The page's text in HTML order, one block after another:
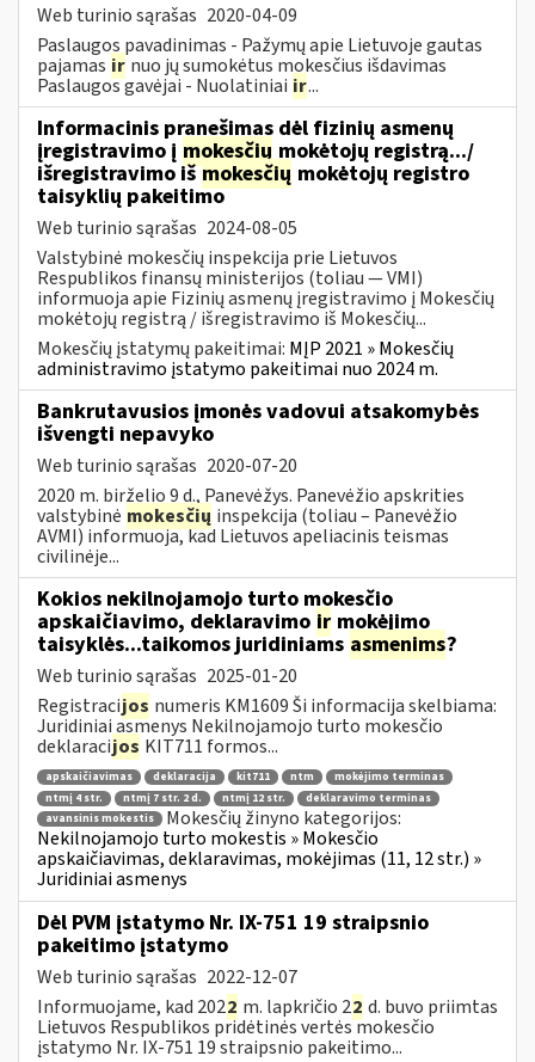
Web turinio sąrašas 2020-04-09
Paslaugos pavadinimas - Pažymų apie Lietuvoje gautas
pajamas ir nuo jų sumokėtus mokesčius išdavimas
Paslaugos gavėjai - Nuolatiniai ir...
Informacinis pranešimas dėl fizinių asmenų
įregistravimo į mokesčių mokėtojų registrą.../
išregistravimo išmokesčių mokėtojų registro
taisyklių pakeitimo
Web turinio sąrašas 2024-08-05
Valstybinė mokesčių inspekcija prie Lietuvos
Respublikos finansų ministerijos (toliau — VMI)
informuoja apie Fizinių asmenų įregistravimo į Mokesčių
mokėtojų registrą / išregistravimo iš Mokesčių...
Mokesčių įstatymų pakeitimai: MĮP 2021 » Mokesčių
administravimo įstatymo pakeitimai nuo 2024 m.
Bankrutavusios įmonės vadovui atsakomybės
išvengti nepavyko
Web turinio sąrašas 2020-07-20
2020 m. birželio 9 d., Panevėžys. Panevėžio apskrities
valstybinė mokesčių inspekcija (toliau – Panevėžio
AVMI) informuoja, kad Lietuvos apeliacinis teismas
civilinėje...
Kokios nekilnojamojo turto mokesčio
apskaičiavimo, deklaravimo ir mokėjimo
taisyklės...taikomos juridiniams asmenims?
Web turinio sąrašas 2025-01-20
Registracijos numeris KM1609 Ši informacija skelbiama:
Juridiniai asmenys Nekilnojamojo turto mokesčio
deklaracijos KIT711 formos...
apskaičiavimas deklaracija kit711 ntm
mokėjimo terminas
ntmį 4 str.
ntmį 7 str. 2 d. ntmį 12 str.
deklaravimo terminas
avansinis mokestis
Mokesčių žinyno kategorijos:
Nekilnojamojo turto mokestis » Mokesčio
apskaičiavimas, deklaravimas, mokėjimas (11, 12 str.) »
Juridiniai asmenys
Dėl PVM įstatymo Nr. IX-751 19 straipsnio
pakeitimo įstatymo
Web turinio sąrašas 2022-12-07
Informuojame, kad 2022 m. lapkričio 22 d. buvo priimtas
Lietuvos Respublikos pridėtinės vertės mokesčio
įstatymo Nr. IX-751 19 straipsnio pakeitimo...